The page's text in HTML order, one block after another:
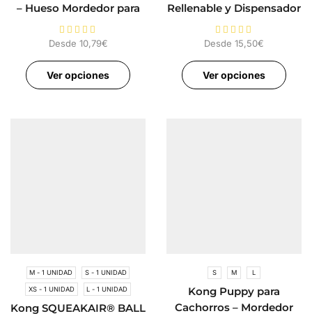
– Hueso Mordedor para
Perros
Desde 10,79€
Ver opciones
Rellenable y Dispensador
para Perros
Desde 15,50€
Ver opciones
M - 1 UNIDAD S - 1 UNIDAD
XS - 1 UNIDAD L - 1 UNIDAD
Kong SQUEAKAIR® BALL
S M L
Kong Puppy para
Cachorros – Mordedor